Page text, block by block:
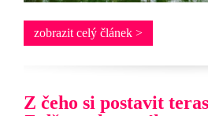
zobrazit celý článek >
Z čeho si postavit